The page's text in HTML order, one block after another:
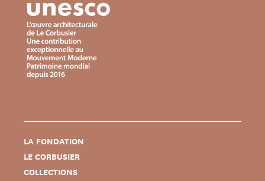
LA FONDATION
LE CORBUSIER
COLLECTIONS